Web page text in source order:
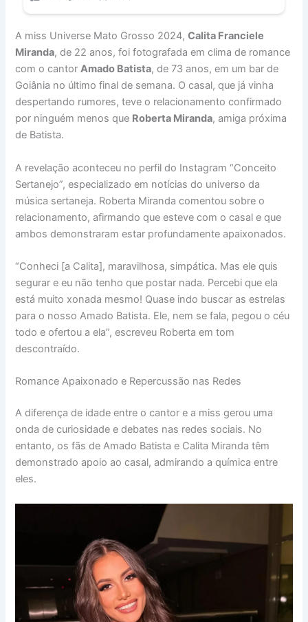
A miss Universe Mato Grosso 2024,Calita Franciele
Miranda, de 22 anos, foi fotografada em clima de romance
com o cantorAmado Batista, de 73 anos, em um bar de
Goiânia no último final de semana. O casal, que já vinha
despertando rumores, teve o relacionamento confirmado
por ninguém menos que Roberta Miranda, amiga próxima
de Batista.
A revelação aconteceu no perfil do Instagram “Conceito
Sertanejo”, especializado em notícias do universo da
música sertaneja. Roberta Miranda comentou sobre o
relacionamento, afirmando que esteve com o casal e que
ambos demonstraram estar profundamente apaixonados.
“Conheci [a Calita], maravilhosa, simpática. Mas ele quis
segurar e eu não tenho que postar nada. Percebi que ela
está muito xonada mesmo! Quase indo buscar as estrelas
para o nosso Amado Batista. Ele, nem se fala, pegou o céu
todo e ofertou a ela”, escreveu Roberta em tom
descontraído.
Romance Apaixonado e Repercussão nas Redes
A diferença de idade entre o cantor e a miss gerou uma
onda de curiosidade e debates nas redes sociais. No
entanto, os fãs de Amado Batista e Calita Miranda têm
demonstrado apoio ao casal, admirando a química entre
eles.